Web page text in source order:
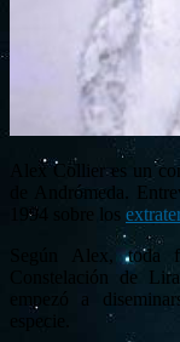
Alex Collier es un
de Andrómeda.
1994 sobre los
Según Alex,
Constelación de
empezó a